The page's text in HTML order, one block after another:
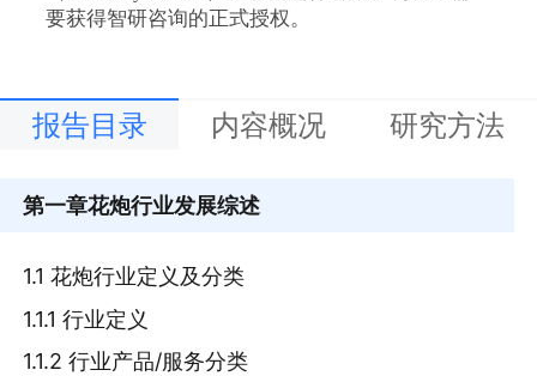
要获得智研咨询的正式授权。
报告目录 内容概况 研究方法
第一章花炮行业发展综述
1.1 花炮行业定义及分类
1.1.1 行业定义
1.1.2 行业产品/服务分类